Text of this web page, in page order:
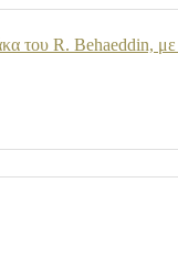
του R. Behaeddin, με